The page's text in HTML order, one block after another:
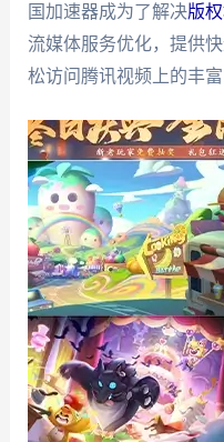
国加速器成为了解决版
流媒体服务优化，提供
松访问腾讯视频上的丰富